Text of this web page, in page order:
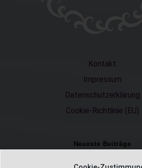
Kontakt
Impressum
Datenschutzerklärung
Cookie-Richtlinie (EU)
Neueste Beiträge
Einschulungsfotos 2026 – ein